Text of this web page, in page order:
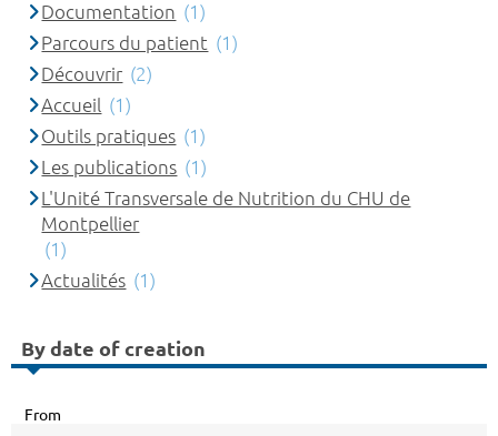
Documentation (1)
Parcours du patient (1)
Découvrir (2)
Accueil (1)
Outils pratiques (1)
Les publications (1)
L'Unité Transversale de Nutrition du CHU de
Montpellier
(1)
Actualités (1)
By date of creation
From